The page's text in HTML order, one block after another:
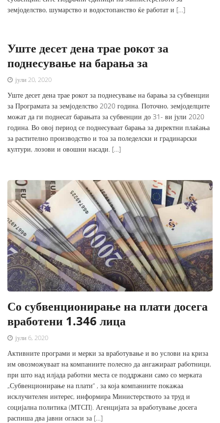
земјоделство, шумарство и водостопанство ќе работат и […]
Уште десет дена трае рокот за
поднесување на барања за
јули 20, 2020
Уште десет дена трае рокот за поднесување на барања за субвенции
за Програмата за земјоделство 2020 година. Поточно, земјоделците
можат да ги поднесат барањата за субвенции до 31- ви јули 2020
година. Во овој период се поднесуваат барања за директни плаќања
за растително производство и тоа за поледелски и градинарски
култури, лозови и овошни насади. […]
Со субвенционирање на плати досега
вработени 1.346 лица
јули 6, 2020
Активните програми и мерки за вработување и во услови на криза
им овозможуваат на компаниите полесно да ангажираат работници,
при што над илјада работни места се поддржани само со мерката
„Субвенционирање на плати“ , за која компаниите покажаа
исклучителен интерес, информира Министерството за труд и
социјална политика (МТСП). Агенцијата за вработување досега
распиша два јавни огласи за […]